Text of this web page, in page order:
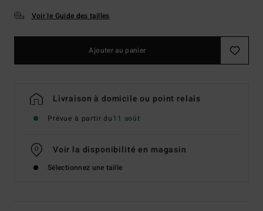
Voir le Guide des tailles
Ajouter au panier
Livraison à domicile ou point relais
Prévue à partir du11 août
Voir la disponibilité en magasin
Sélectionnez une taille